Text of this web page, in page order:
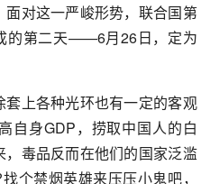
对这一严峻形势，联合国第
的第二天——6月26日，定为
上各种光环也有一定的客观
自身GDP，捞取中国人的白
毒品反而在他们的国家泛滥
个禁烟英雄来压压小鬼吧，